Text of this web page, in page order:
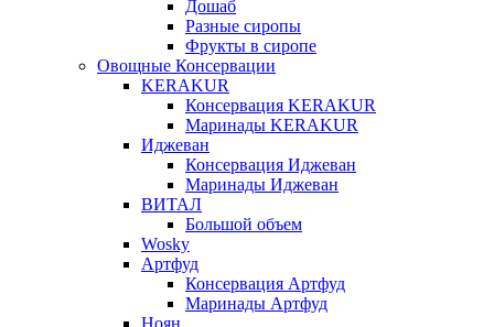
Дошаб
Разные сиропы
Фрукты в сиропе
Овощные Консервации
KERAKUR
Консервация KERAKUR
Маринады KERAKUR
Иджеван
Консервация Иджеван
Маринады Иджеван
ВИТАЛ
Большой объем
Wosky
Артфуд
Консервация Артфуд
Маринады Артфуд
Ноян